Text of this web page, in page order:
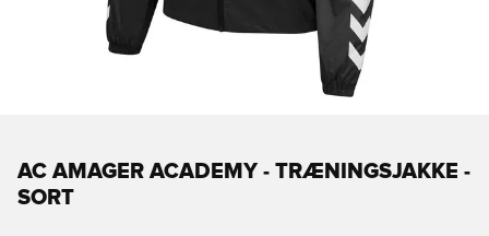
AC AMAGER ACADEMY - TRÆNINGSJAKKE -
SORT